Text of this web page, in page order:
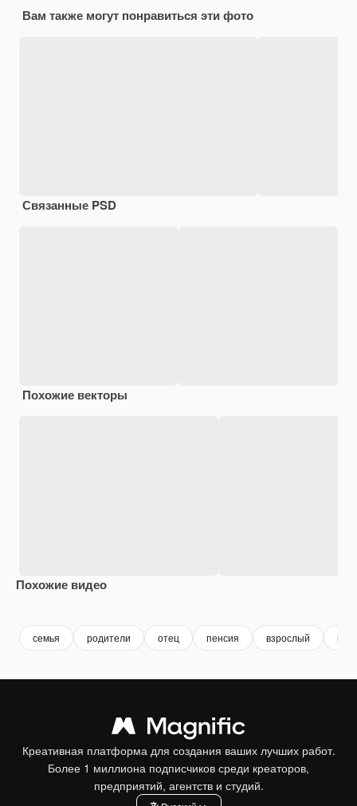
Вам также могут понравиться эти фото
Связанные PSD
Похожие векторы
Похожие видео
семья родители отец пенсия взрослый
Креативная платформа для создания ваших лучших работ.
Более 1 миллиона подписчиков среди креаторов,
предприятий, агентств и студий.